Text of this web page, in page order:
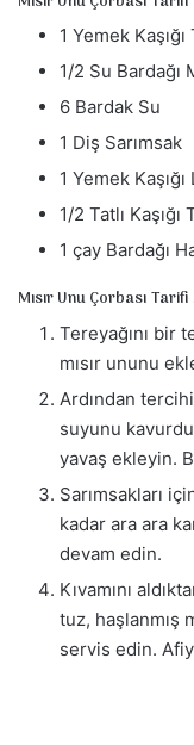
e
k
1 Yemek Kaşığı
1/2 Su Bardağı
6 Bardak Su
1 Diş Sarımsak
1 Yemek
1/2 Tatlı Kaşığı
1 çay Bardağı
Mısır Unu Çorbası Tarifi
Tereyağını bir
mısır ununu
Ardından
suyunu
yavaş ekleyin.
Sarımsakları
kadar ara ara
devam edin.
Kıvamını
tuz, haşlanmış
servis edin.